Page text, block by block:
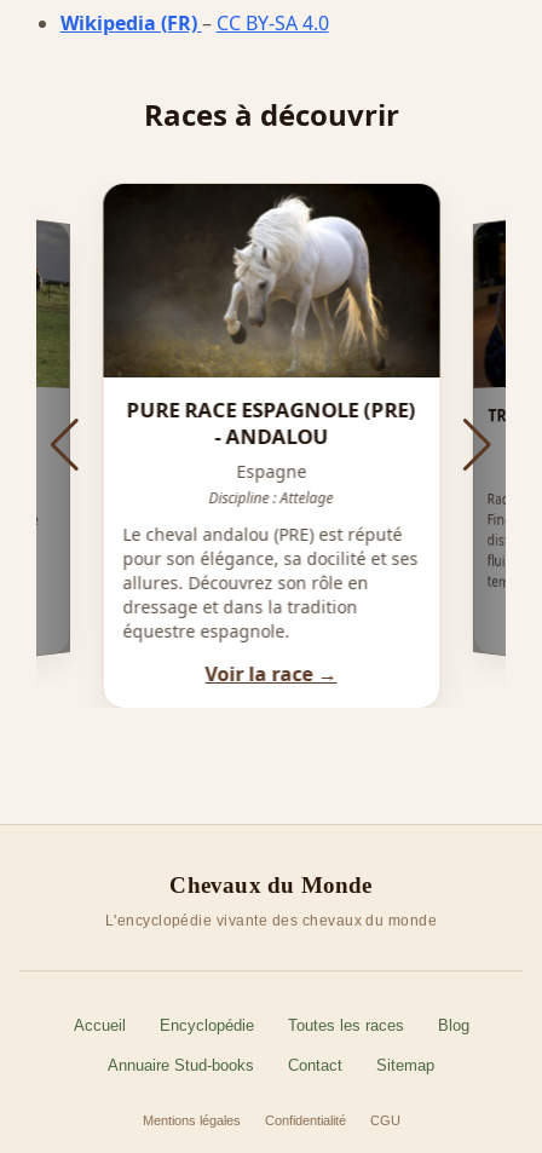
Wikipedia (FR)– CC BY-SA 4.0
Races à découvrir
PURE RACE ESPAGNOLE (PRE)
- ANDALOU
Espagne
Discipline : Attelage
Le cheval andalou (PRE) est réputé
pour son élégance, sa docilité et ses
allures. Découvrez son rôle en
dressage et dans la tradition
équestre espagnole.
Voir la race →
Race
Fino, le
fluide,
Chevaux du Monde
L'encyclopédie vivante des chevaux du monde
Accueil Encyclopédie Toutes les races Blog
Annuaire Stud-books Contact Sitemap
Mentions légales Confidentialité CGU